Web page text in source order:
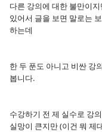
다른 강의에 대한 불만이
있어서 글을 보면 말로는
하는데
한 두 푼도 아니고 비싼 강
봅니다.
수강하기 전 제 실수로 강
실망이 큰지만 (이건 뭐 제